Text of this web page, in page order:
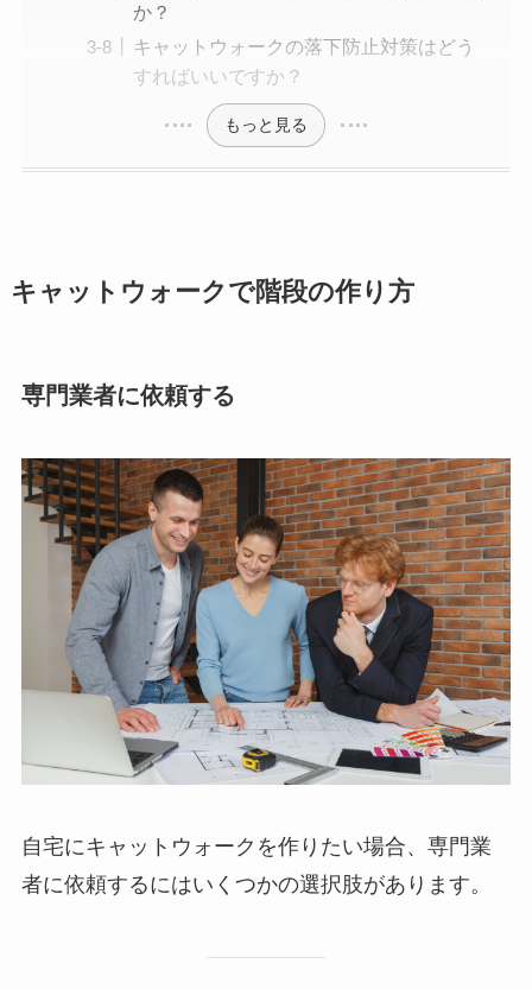
か？
キャットウォークの落下防止対策はどう
すればいいですか？
もっと見る
キャットウォークで階段の作り方
専門業者に依頼する
自宅にキャットウォークを作りたい場合、専門業
者に依頼するにはいくつかの選択肢があります。